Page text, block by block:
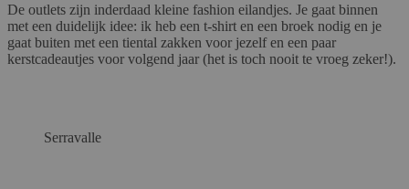
De outlets zijn inderdaad kleine fashion eilandjes. Je gaat binnen
met een duidelijk idee: ik heb een t-shirt en een broek nodig en je
gaat buiten met een tiental zakken voor jezelf en een paar
kerstcadeautjes voor volgend jaar (het is toch nooit te vroeg zeker!).
Serravalle